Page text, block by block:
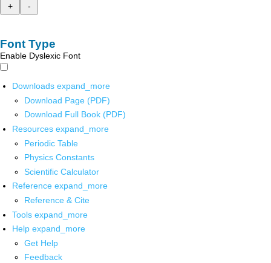
+
-
Font Type
Enable Dyslexic Font
Downloads expand_more
Download Page (PDF)
Download Full Book (PDF)
Resources expand_more
Periodic Table
Physics Constants
Scientific Calculator
Reference expand_more
Reference & Cite
Tools expand_more
Help expand_more
Get Help
Feedback